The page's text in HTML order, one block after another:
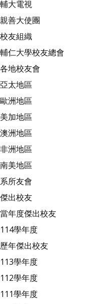
輔大電視
親善大使團
校友組織
輔仁大學校友總會
各地校友會
亞太地區
歐洲地區
美加地區
澳洲地區
非洲地區
南美地區
系所友會
傑出校友
當年度傑出校友
114學年度
歷年傑出校友
113學年度
112學年度
111學年度